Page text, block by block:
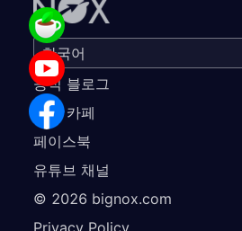
공식 블로그
공식 카페
페이스북
유튜브 채널
© 2026 bignox.com
Privacy Policy